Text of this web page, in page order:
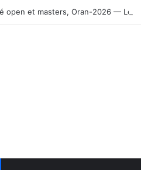
open et masters, Oran-2026 — Le